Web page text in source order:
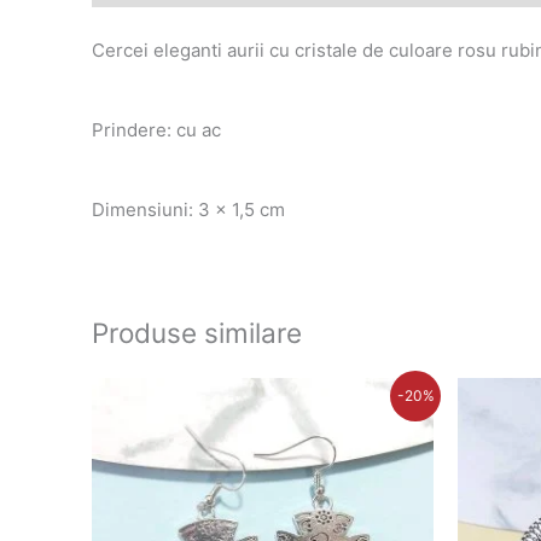
Cercei eleganti aurii cu cristale de culoare rosu
Prindere: cu ac
Dimensiuni: 3 x 1,5 cm
Produse similare
-20%
fost:
35,00 lei.
Prețul
curent
este:
28,00 lei.